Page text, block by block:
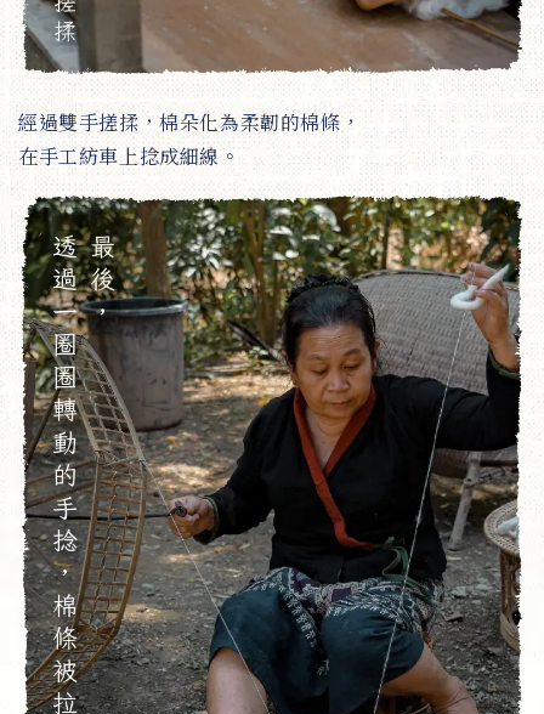
經過雙手搓揉，棉朵化為柔韌的棉條，
在手工紡車上捻成細線。